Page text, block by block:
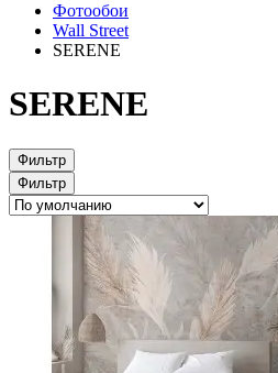
Фотообои
Wall Street
SERENE
SERENE
Фильтр
Фильтр